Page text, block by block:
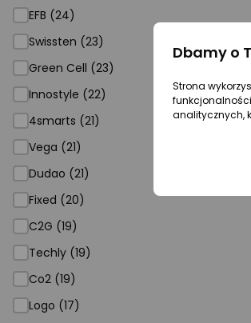
EFB (24)
Swissten (23)
Green Cell (23)
Innostyle (22)
4smarts (21)
Vega (21)
Dudao (21)
Fixed (20)
C2G (19)
Techly (19)
Co2 (19)
Logo (17)
Dbamy o
Strona
analitycznych,